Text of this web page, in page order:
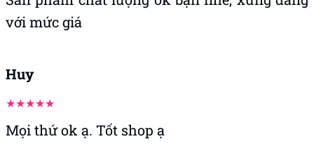
với mức giá
Huy
Mọi thứ ok ạ. Tốt shop ạ